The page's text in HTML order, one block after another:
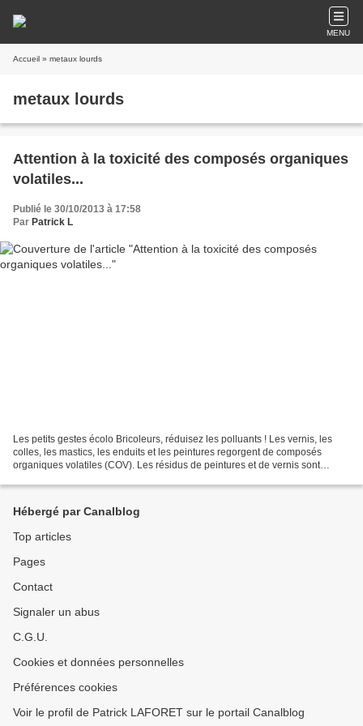
MENU
Accueil » metaux lourds
metaux lourds
Attention à la toxicité des composés organiques
volatiles...
Publié le 30/10/2013 à 17:58
Par Patrick L
Les petits gestes écolo Bricoleurs, réduisez les polluants ! Les vernis, les
colles, les mastics, les enduits et les peintures regorgent de composés
organiques volatiles (COV). Les résidus de peintures et de vernis sont
Hébergé par Canalblog
Top articles
Pages
Contact
Signaler un abus
C.G.U.
Cookies et données personnelles
Préférences cookies
Voir le profil de Patrick LAFORET sur le portail Canalblog